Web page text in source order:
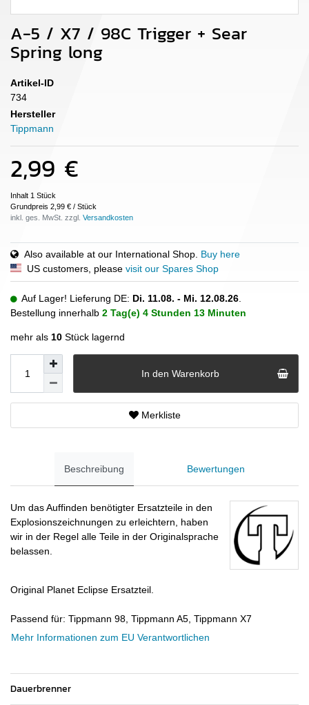
A-5 / X7 / 98C Trigger + Sear
Spring long
Artikel-ID
734
Hersteller
Tippmann
2,99 €
Inhalt 1 Stück
Grundpreis 2,99 € / Stück
inkl. ges. MwSt. zzgl.
Also available at our International Shop. Buy here
US customers, please visit our Spares Shop
Auf Lager! Lieferung DE: Di. 11.08. - Mi. 12.08.26.
Bestellung innerhalb 2 Tag(e) 4 Stunden 13 Minuten
mehr als 10 Stück lagernd
In den Warenkorb
Merkliste
Beschreibung Bewertungen
Um das Auffinden benötigter Ersatzteile in den
Explosionszeichnungen zu erleichtern, haben
wir in der Regel alle Teile in der Originalsprache
belassen.
Original Planet Eclipse Ersatzteil.
Passend für: Tippmann 98, Tippmann A5, Tippmann X7
Mehr Informationen zum EU Verantwortlichen
Dauerbrenner